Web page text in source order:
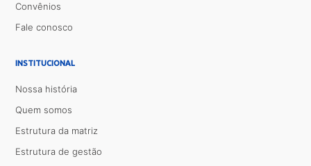
Convênios
Fale conosco
INSTITUCIONAL
Nossa história
Quem somos
Estrutura da matriz
Estrutura de gestão